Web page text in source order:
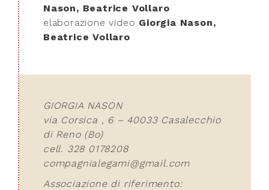
Nason, Beatrice Vollaro
elaborazione video Giorgia Nason,
Beatrice Vollaro
GIORGIA NASON
via Corsica , 6 – 40033 Casalecchio
di Reno (Bo)
cell. 328 0178208
compagnialegami@gmail.com
Associazione di riferimento: